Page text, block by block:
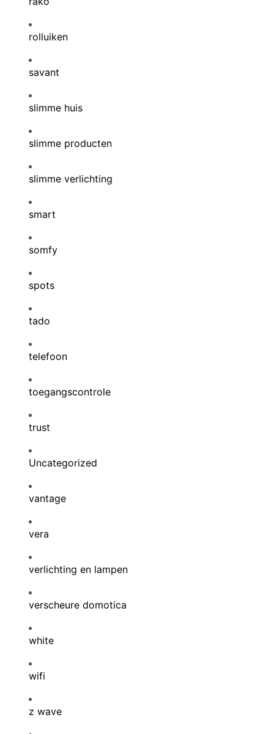
rolluiken
savant
slimme huis
slimme producten
slimme verlichting
smart
somfy
spots
tado
telefoon
toegangscontrole
trust
Uncategorized
vantage
vera
verlichting en lampen
verscheure domotica
white
wifi
z wave